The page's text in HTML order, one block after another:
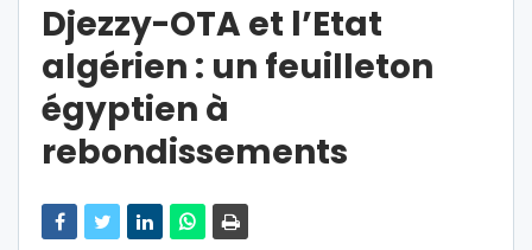
Djezzy-OTA et l’Etat
algérien : un feuilleton
égyptien à
rebondissements